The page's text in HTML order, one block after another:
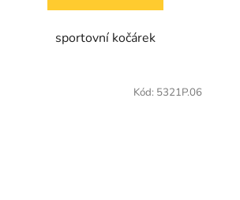
sportovní kočárek
Kód: 5321P.06